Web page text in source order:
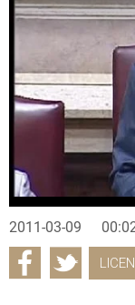
2011-03-09